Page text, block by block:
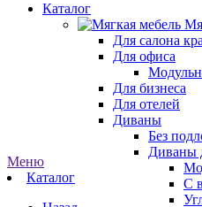
Каталог
Для салона
Для офиса
Для бизнеса
Для отелей
Диваны
Без
Диваны
С
Меню
Каталог